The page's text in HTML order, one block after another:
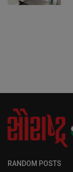
RANDOM POSTS